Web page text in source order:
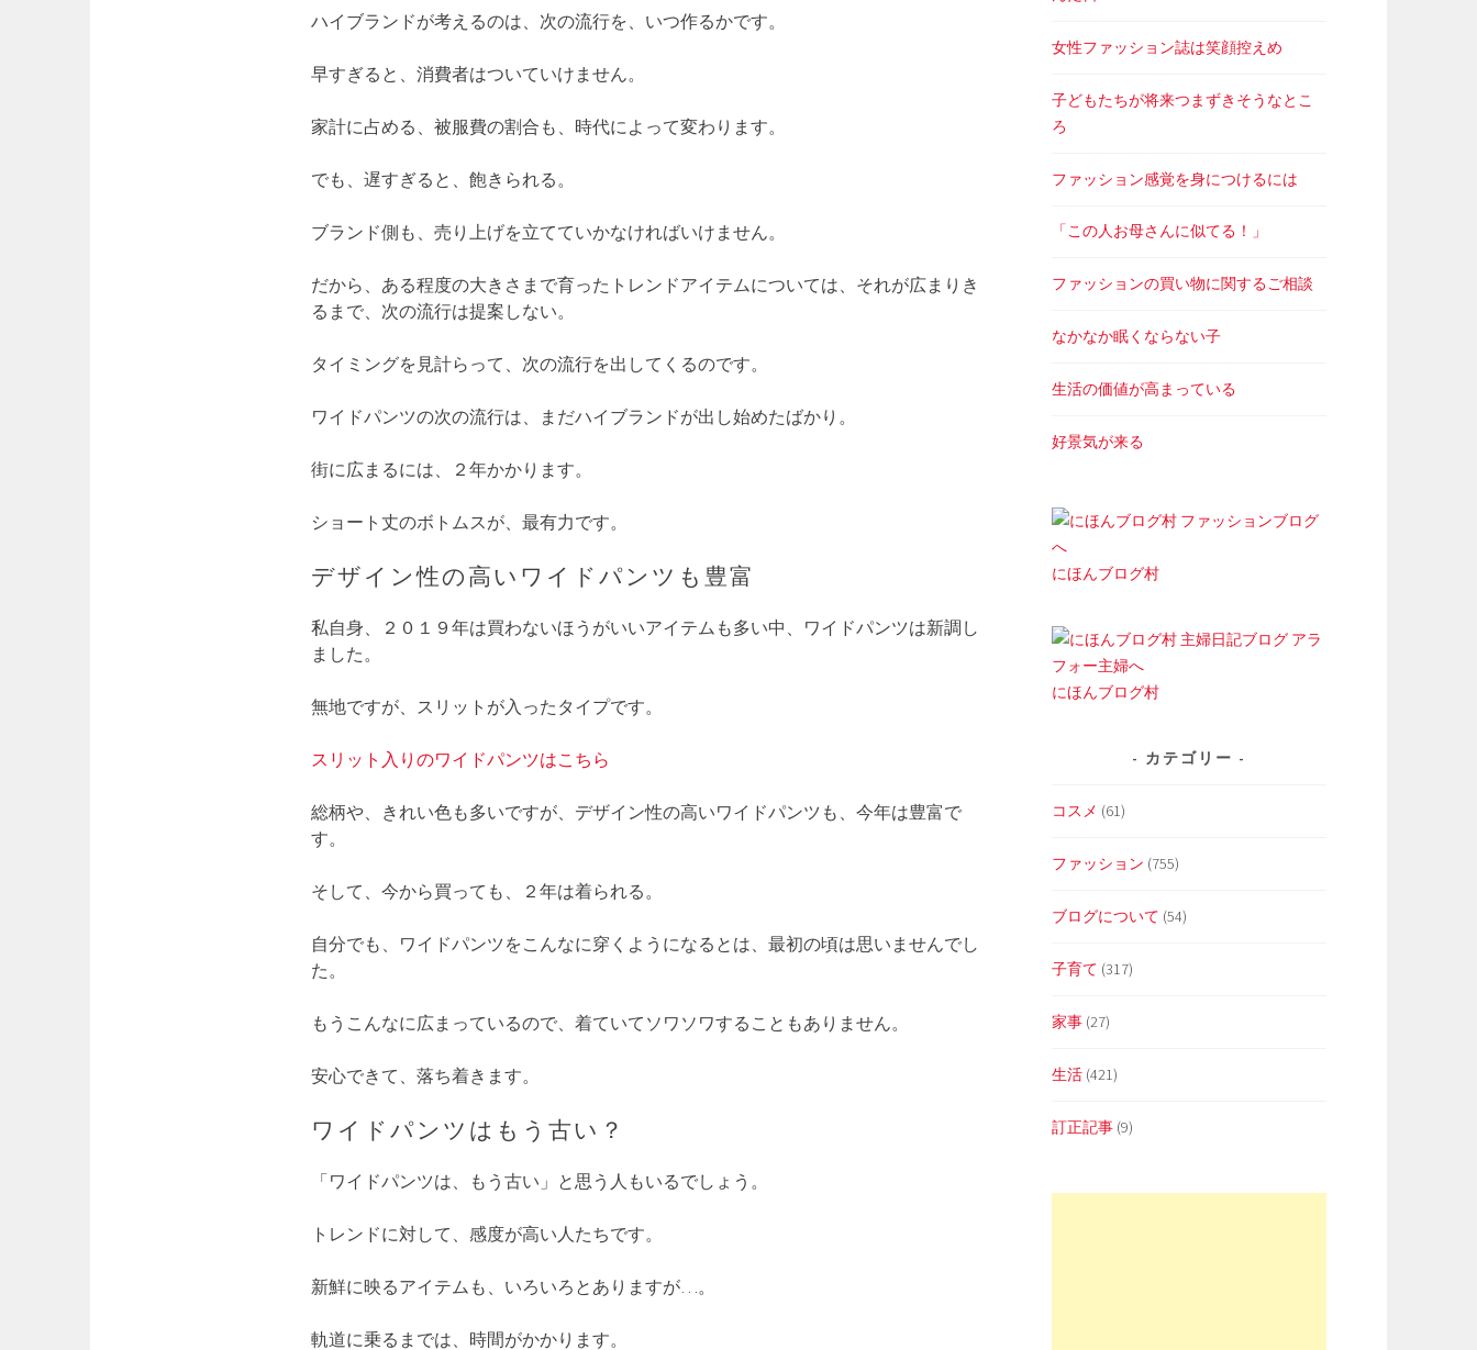
ハイブランドが考えるのは、次の流行を、いつ作るかです。
早すぎると、消費者はついていけません。
家計に占める、被服費の割合も、時代によって変わります。
でも、遅すぎると、飽きられる。
ブランド側も、売り上げを立てていかなければいけません。
だから、ある程度の大きさまで育ったトレンドアイテムについては、それが広まりき
るまで、次の流行は提案しない。
タイミングを見計らって、次の流行を出してくるのです。
ワイドパンツの次の流行は、まだハイブランドが出し始めたばかり。
街に広まるには、２年かかります。
ショート丈のボトムスが、最有力です。
デザイン性の高いワイドパンツも豊富
私自身、２０１９年は買わないほうがいいアイテムも多い中、ワイドパンツは新調し
ました。
無地ですが、スリットが入ったタイプです。
スリット入りのワイドパンツはこちら
総柄や、きれい色も多いですが、デザイン性の高いワイドパンツも、今年は豊富で
す。
そして、今から買っても、２年は着られる。
自分でも、ワイドパンツをこんなに穿くようになるとは、最初の頃は思いませんでし
た。
もうこんなに広まっているので、着ていてソワソワすることもありません。
安心できて、落ち着きます。
ワイドパンツはもう古い？
「ワイドパンツは、もう古い」と思う人もいるでしょう。
トレンドに対して、感度が高い人たちです。
新鮮に映るアイテムも、いろいろとありますが…。
軌道に乗るまでは、時間がかかります。
女性ファッション誌は笑顔控えめ
子どもたちが将来つまずきそうなとこ
ろ
ファッション感覚を身につけるには
「この人お母さんに似てる！」
ファッションの買い物に関するご相談
なかなか眠くならない子
生活の価値が高まっている
好景気が来る
にほんブログ村
にほんブログ村
カテゴリー
コスメ (61)
ファッション (755)
ブログについて (54)
子育て (317)
家事 (27)
生活 (421)
訂正記事 (9)